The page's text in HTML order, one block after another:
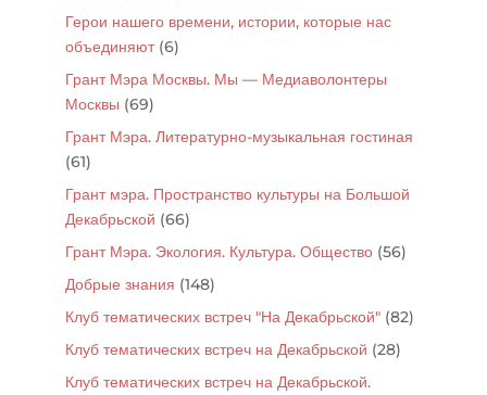
Герои нашего времени, истории, которые нас
объединяют(6)
Грант Мэра Москвы. Мы — Медиаволонтеры
Москвы (69)
Грант Мэра. Литературно-музыкальная гостиная
(61)
Грант мэра. Пространство культуры на Большой
Декабрьской (66)
Грант Мэра. Экология. Культура. Общество(56)
Добрые знания (148)
Клуб тематических встреч "На Декабрьской"(82)
Клуб тематических встреч на Декабрьской (28)
Клуб тематических встреч на Декабрьской.